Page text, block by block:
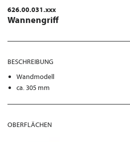
626.00.031.xxx
Wannengriff
BESCHREIBUNG
Wandmodell
ca. 305 mm
OBERFLÄCHEN